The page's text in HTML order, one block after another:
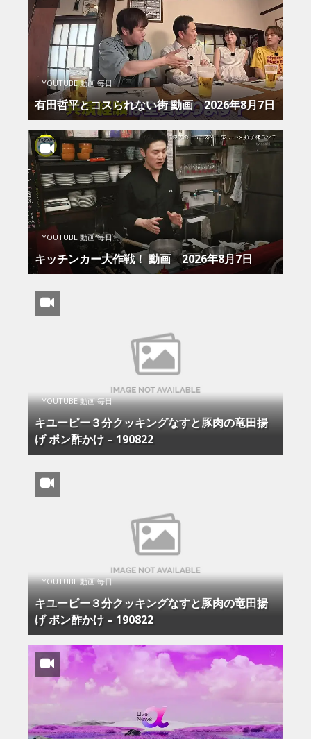
YOUTUBE 動画 毎日
有田哲平とコスられない街 動画 2026年8月7日
YOUTUBE 動画 毎日
キッチンカー大作戦！ 動画 2026年8月7日
YOUTUBE 動画 毎日
キユーピー３分クッキングなすと豚肉の竜田揚
げ ポン酢かけ – 190822
YOUTUBE 動画 毎日
キユーピー３分クッキングなすと豚肉の竜田揚
げ ポン酢かけ – 190822